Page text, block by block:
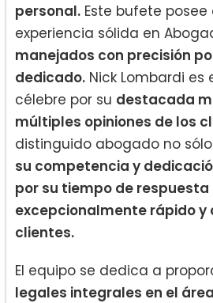
personal. Este bufete posee
experiencia sólida en
manejados con precisión
dedicado. Nick Lombardi
célebre por su destacada
múltiples opiniones de los
distinguido abogado no sólo
su competencia y
por su tiempo de respuesta
excepcionalmente rápido y
clientes.
El equipo se dedica a
legales integrales en el